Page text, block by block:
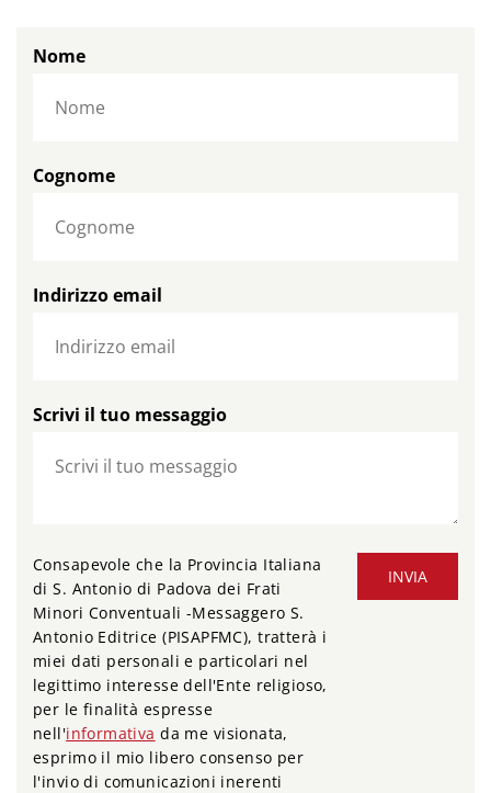
Nome
Cognome
Indirizzo email
Scrivi il tuo messaggio
INVIA
Consapevole che la Provincia Italiana
di S. Antonio di Padova dei Frati
Minori Conventuali -Messaggero S.
Antonio Editrice (PISAPFMC), tratterà i
miei dati personali e particolari nel
legittimo interesse dell'Ente religioso,
per le finalità espresse
nell'informativa da me visionata,
esprimo il mio libero consenso per
l'invio di comunicazioni inerenti